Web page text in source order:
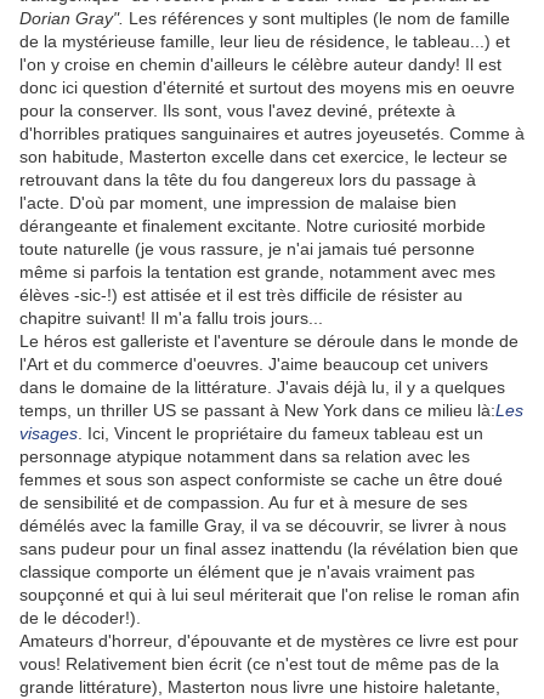
Dorian Gray". Les références y sont multiples (le nom de famille
de la mystérieuse famille, leur lieu de résidence, le tableau...) et
l'on y croise en chemin d'ailleurs le célèbre auteur dandy! Il est
donc ici question d'éternité et surtout des moyens mis en oeuvre
pour la conserver. Ils sont, vous l'avez deviné, prétexte à
d'horribles pratiques sanguinaires et autres joyeusetés. Comme à
son habitude, Masterton excelle dans cet exercice, le lecteur se
retrouvant dans la tête du fou dangereux lors du passage à
l'acte. D'où par moment, une impression de malaise bien
dérangeante et finalement excitante. Notre curiosité morbide
toute naturelle (je vous rassure, je n'ai jamais tué personne
même si parfois la tentation est grande, notamment avec mes
élèves -sic-!) est attisée et il est très difficile de résister au
chapitre suivant! Il m'a fallu trois jours...
Le héros est galleriste et l'aventure se déroule dans le monde de
l'Art et du commerce d'oeuvres. J'aime beaucoup cet univers
dans le domaine de la littérature. J'avais déjà lu, il y a quelques
temps, un thriller US se passant à New York dans ce milieu là:Les
visages . Ici, Vincent le propriétaire du fameux tableau est un
personnage atypique notamment dans sa relation avec les
femmes et sous son aspect conformiste se cache un être doué
de sensibilité et de compassion. Au fur et à mesure de ses
démélés avec la famille Gray, il va se découvrir, se livrer à nous
sans pudeur pour un final assez inattendu (la révélation bien que
classique comporte un élément que je n'avais vraiment pas
soupçonné et qui à lui seul mériterait que l'on relise le roman afin
de le décoder!).
Amateurs d'horreur, d'épouvante et de mystères ce livre est pour
vous! Relativement bien écrit (ce n'est tout de même pas de la
grande littérature), Masterton nous livre une histoire haletante,